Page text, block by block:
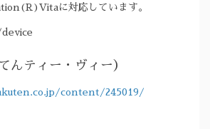
に対応しています。
んティー・ヴィー）
content/245019/